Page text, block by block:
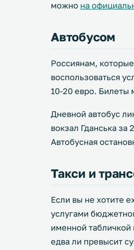
можно на
Автобусом
Россиянам,
воспользоваться
10-20 евро. Билеты
Дневной автобус
вокзал Гданська за
Автобусная
Такси и
Если вы не хотите
услугами
именной табличкой
едва ли превысит